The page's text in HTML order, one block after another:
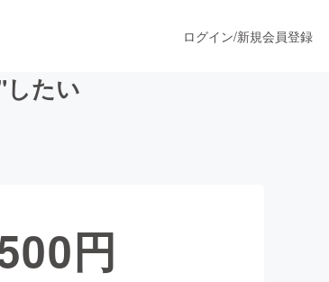
ファッション
ログイン/新規会員登録
たい
円